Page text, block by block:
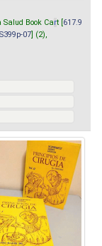
Salud Book Cart [ 617.9
07 ] (2),